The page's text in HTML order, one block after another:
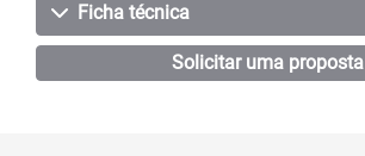
Ficha técnica
Solicitar uma proposta